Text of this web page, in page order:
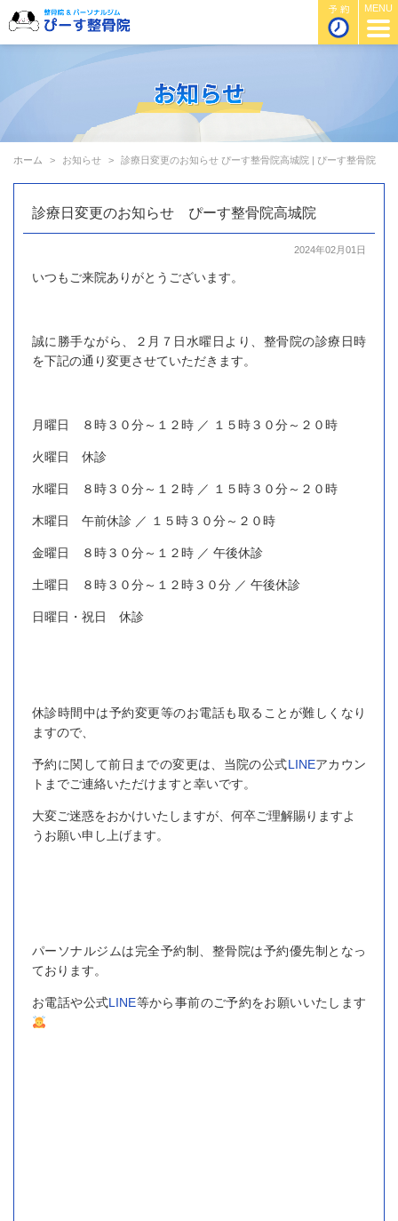
ホーム お知らせ 診療日変更のお知らせ ぴーす整骨院高城院 | ぴーす整骨院
診療日変更のお知らせ ぴーす整骨院高城院
2024年02月01日
いつもご来院ありがとうございます。
誠に勝手ながら、２月７日水曜日より、整骨院の診療日時
を下記の通り変更させていただきます。
月曜日 ８時３０分～１２時 ／ １５時３０分～２０時
火曜日 休診
水曜日 ８時３０分～１２時 ／ １５時３０分～２０時
木曜日 午前休診 ／ １５時３０分～２０時
金曜日 ８時３０分～１２時 ／ 午後休診
土曜日 ８時３０分～１２時３０分 ／ 午後休診
日曜日・祝日 休診
休診時間中は予約変更等のお電話も取ることが難しくなり
ますので、
予約に関して前日までの変更は、当院の公式LINEアカウン
トまでご連絡いただけますと幸いです。
大変ご迷惑をおかけいたしますが、何卒ご理解賜りますよ
うお願い申し上げます。
パーソナルジムは完全予約制、整骨院は予約優先制となっ
ております。
お電話や公式LINE等から事前のご予約をお願いいたします